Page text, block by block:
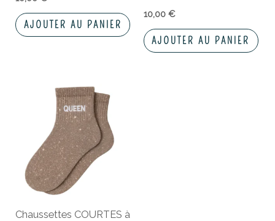
AJOUTER AU PANIER
10,00 €
AJOUTER AU PANIER
Chaussettes COURTES à